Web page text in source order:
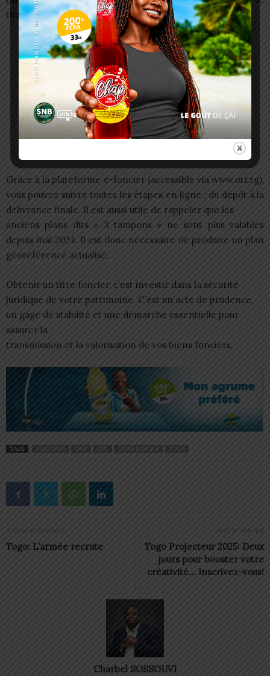
titre foncier final.
Grâce à la plateforme e-foncier (accessible via www.otr.tg),
vous pouvez suivre toutes les étapes en ligne : du dépôt à la
délivrance finale. Il est aussi utile de rappeler que les
anciens plans dits « 3 tampons » ne sont plus valables
depuis mai 2024. Il est donc nécessaire de produire un plan
géoréférencé actualisé.
Obtenir un titre foncier, c’est investir dans la sécurité
juridique de votre patrimoine. C’est un acte de prudence,
un gage de stabilité et une démarche essentielle pour
assurer la
transmission et la valorisation de vos biens fonciers.
TAGS FEATURED GUF OTR TITRE FONCIER TOGO
Article précédent
Togo: L’armée recrute
Article suivant
Togo Projecteur 2025: Deux
jours pour booster votre
créativité… Inscrivez-vous!
Charbel SOSSOUVI